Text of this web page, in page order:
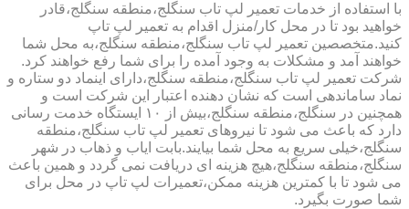
با استفاده از خدمات تعمیر لپ تاب سنگلج،منطقه سنگلج،قادر
خواهید بود تا در محل کار/منزل اقدام به تعمیر لپ تاپ
کنید.متخصصین تعمیر لپ تاب سنگلج،منطقه سنگلج،به محل شما
خواهند آمد و مشکلات به وجود آمده را برای شما رفع خواهند کرد.
شرکت تعمیر لپ تاب سنگلج،منطقه سنگلج،دارای اینماد دو ستاره و
نماد ساماندهی است که نشان دهنده اعتبار این شرکت است و
همچنین در سنگلج،منطقه سنگلج،بیش از ۱۰ ایستگاه خدمت رسانی
دارد که باعث می شود تا نیروهای تعمیر لپ تاب سنگلج،منطقه
سنگلج،خیلی سریع به محل شما بیایند.بابت ایاب و ذهاب در شهر
سنگلج،منطقه سنگلج،هیچ هزینه ای دریافت نمی گردد و همین باعث
می شود تا با کمترین هزینه ممکن،تعمیرات لپ تاپ در محل برای
شما صورت بگیرد.